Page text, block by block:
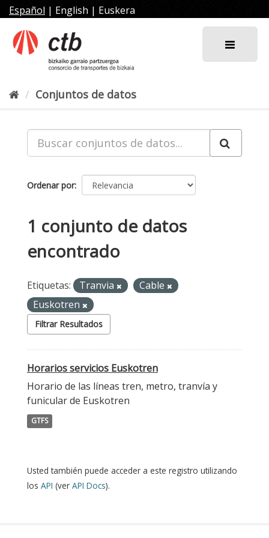
al
contenido
Español | English | Euskera
Conjuntos de datos
Ordenar por
1 conjunto de datos
encontrado
Etiquetas: Tranvia
Cable
Euskotren
Filtrar Resultados
Horarios servicios Euskotren
Horario de las líneas tren, metro, tranvía y
funicular de Euskotren
GTFS
Usted también puede acceder a este registro utilizando
los API (ver API Docs).